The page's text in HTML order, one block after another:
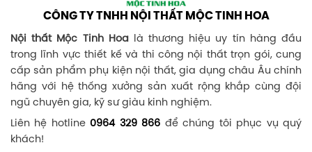
CÔNG TY TNHH NỘI THẤT MỘC TINH HOA
Nội thất Mộc Tinh Hoalà thương hiệu uy tín hàng đầu
trong lĩnh vực thiết kế và thi công nội thất trọn gói, cung
cấp sản phẩm phụ kiện nội thất, gia dụng châu Âu chính
hãng với hệ thống xưởng sản xuất rộng khắp cùng đội
ngũ chuyên gia, kỹ sư giàu kinh nghiệm.
Liên hệ hotline 0964 329 866 để chúng tôi phục vụ quý
khách!